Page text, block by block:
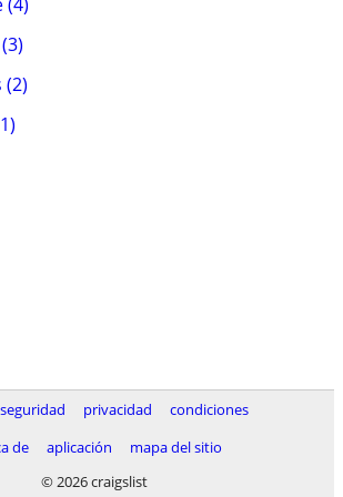
(2)
seguridad privacidad
condiciones
de
aplicación
mapa del sitio
© 2026 craigslist